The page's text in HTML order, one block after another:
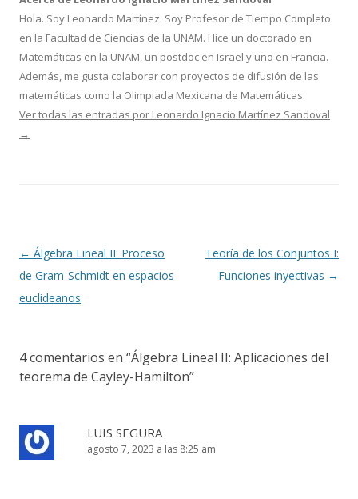
Hola. Soy Leonardo Martínez. Soy Profesor de Tiempo Completo
en la Facultad de Ciencias de la UNAM. Hice un doctorado en
Matemáticas en la UNAM, un postdoc en Israel y uno en Francia.
Además, me gusta colaborar con proyectos de difusión de las
matemáticas como la Olimpiada Mexicana de Matemáticas.
Ver todas las entradas por Leonardo Ignacio Martínez Sandoval
→
Navegación
de
entradas
← Álgebra Lineal II: Proceso
de Gram-Schmidt en espacios
euclideanos
Teoría de los Conjuntos I:
Funciones inyectivas →
4 comentarios en “Álgebra Lineal II: Aplicaciones del
teorema de Cayley-Hamilton”
LUIS SEGURA
agosto 7, 2023 a las 8:25 am